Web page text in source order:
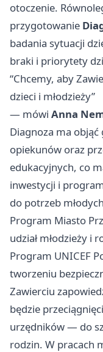
otoczenie.
przygotowanie
badania sytuacji
braki i priorytety
“Chcemy, aby
dzieci i młodzieży”
— mówi Anna
Diagnoza ma objąć
opiekunów oraz
edukacyjnych, co
inwestycji i
do potrzeb
Program Miasto
udział młodzieży i
Program UNICEF
tworzeniu
Zawierciu
będzie
urzędników — do
rodzin. W pracach